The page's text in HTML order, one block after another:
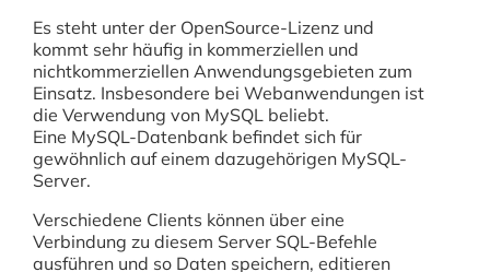
Es steht unter der OpenSource-Lizenz und
kommt sehr häufig in kommerziellen und
nichtkommerziellen Anwendungsgebieten zum
Einsatz. Insbesondere bei Webanwendungen ist
die Verwendung von MySQL beliebt.
Eine MySQL-Datenbank befindet sich für
gewöhnlich auf einem dazugehörigen MySQL-
Server.
Verschiedene Clients können über eine
Verbindung zu diesem Server SQL-Befehle
ausführen und so Daten speichern, editieren